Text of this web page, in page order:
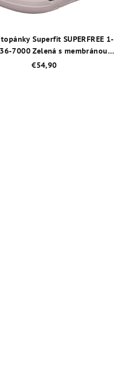
Superfit SUPERFREE 1-
7000 Zelená s membránou
GORE-TEX®
€54,90